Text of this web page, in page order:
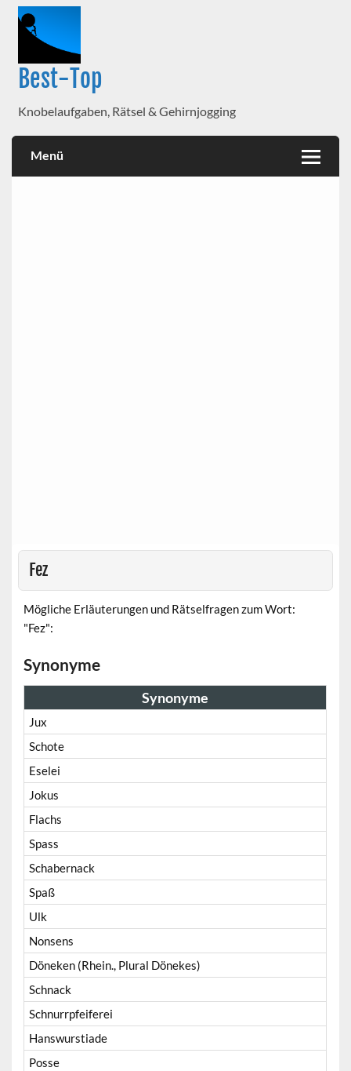
Best-Top
Knobelaufgaben, Rätsel & Gehirnjogging
Menü
Fez
Mögliche Erläuterungen und Rätselfragen zum Wort:
"Fez":
Synonyme
Synonyme
Jux
Schote
Eselei
Jokus
Flachs
Spass
Schabernack
Spaß
Ulk
Nonsens
Döneken (Rhein., Plural Dönekes)
Schnack
Schnurrpfeiferei
Hanswurstiade
Posse